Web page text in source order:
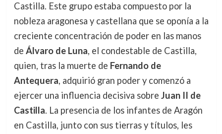
Castilla. Este grupo estaba compuesto por la
nobleza aragonesa y castellana que se oponía a la
creciente concentración de poder en las manos
de Álvaro de Luna, el condestable de Castilla,
quien, tras la muerte de Fernando de
Antequera, adquirió gran poder y comenzó a
ejercer una influencia decisiva sobre Juan II de
Castilla. La presencia de los infantes de Aragón
en Castilla, junto con sus tierras y títulos, les